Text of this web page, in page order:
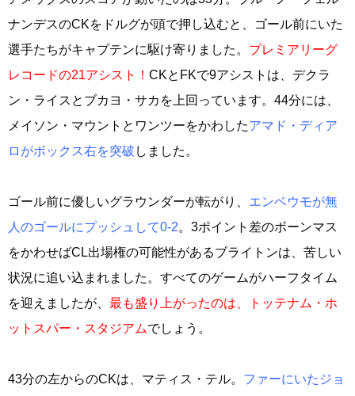
ナンデスのCKをドルグが頭で押し込むと、ゴール前にいた
選手たちがキャプテンに駆け寄りました。 プレミアリーグ
レコードの21アシスト！ CKとFKで9アシストは、デクラ
ン・ライスとブカヨ・サカを上回っています。44分には、
メイソン・マウントとワンツーをかわしたアマド・ディア
ロがボックス右を突破 しました。
ゴール前に優しいグラウンダーが転がり、 エンベウモが無
人のゴールにプッシュして0-2。3ポイント差のボーンマス
をかわせばCL出場権の可能性があるブライトンは、苦しい
状況に追い込まれました。すべてのゲームがハーフタイム
を迎えましたが、 最も盛り上がったのは、トッテナム・ホ
ットスパー・スタジアムでしょう。
43分の左からのCKは、マティス・テル。 ファーにいたジョ